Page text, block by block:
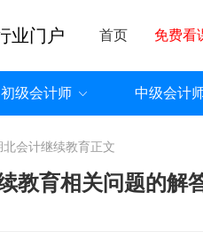
业门户 首页 免费看
初级会计师 中级会计
北会计继续教育正文
教育相关问题的解